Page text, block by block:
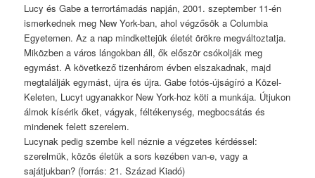
Lucy és Gabe a terrortámadás napján, 2001. szeptember 11-én
ismerkednek meg New York-ban, ahol végzősök a Columbia
Egyetemen. Az a nap mindkettejük életét örökre megváltoztatja.
Miközben a város lángokban áll, ők először csókolják meg
egymást. A következő tizenhárom évben elszakadnak, majd
megtalálják egymást, újra és újra. Gabe fotós-újságíró a Közel-
Keleten, Lucyt ugyanakkor New York-hoz köti a munkája. Útjukon
álmok kísérik őket, vágyak, féltékenység, megbocsátás és
mindenek felett szerelem.
Lucynak pedig szembe kell néznie a végzetes kérdéssel:
szerelmük, közös életük a sors kezében van-e, vagy a
sajátjukban? (forrás: 21. Század Kiadó)